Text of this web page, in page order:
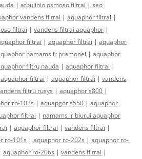
| atbulinio osmoso filtrai | seo
vandens filtrai | aquaphor filtrai |
filtrai | vandens filtrai aquaphor |
filtrai | aquaphor filtrai | aquaphor
namams ir pramonei | aquaphor
filtrų nauda | aquaphor filtrai |
aquaphor filtrai | aquaphor filtrai | vandens
filtru rusys | aquaphor s800 |
ro-102s | aquapgor s550 | aquaphor
filtrai | namams ir biurui aquaphor
| aquaphor filtrai | vandens filtrai |
ro-101s | aquaphor ro-202s | aquaphor ro-
aquaphor ro-206s | vandens filtrai |